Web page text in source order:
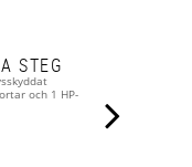
STEG
och 1 HP-